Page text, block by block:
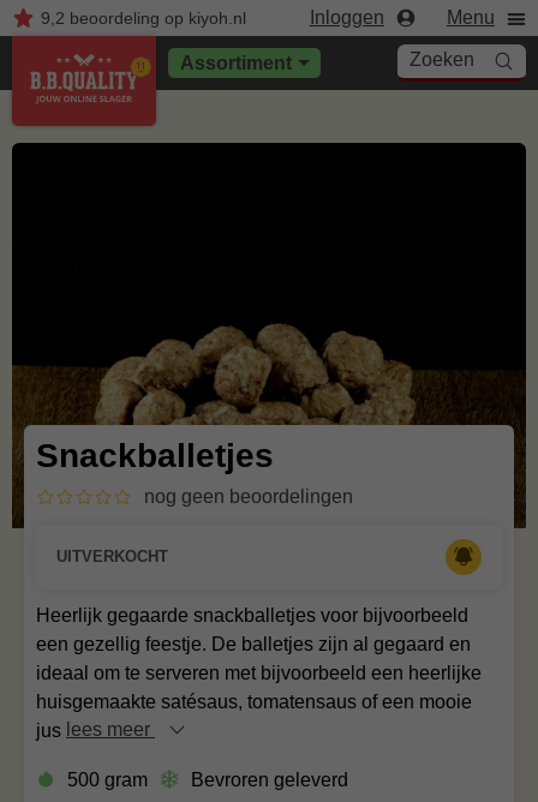
9,2 beoordelingop kiyoh.nl Inloggen Menu
Assortiment Zoeken
Snackballetjes
nog geen beoordelingen
Heerlijk gegaarde snackballetjes voor bijvoorbeeld
een gezellig feestje. De balletjes zijn al gegaard en
ideaal om te serveren met bijvoorbeeld een heerlijke
huisgemaakte satésaus, tomatensaus of een mooie
jus lees meer
500 gram Bevroren geleverd
UITVERKOCHT